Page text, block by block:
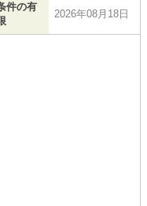
件の有
2026年08月18日